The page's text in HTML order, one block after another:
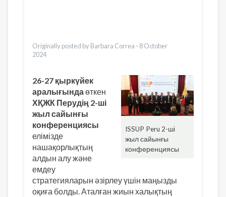
Originally posted by Barbara Correa - 8 October
2024
ISSUP Peru 2-ші
жыл сайынғы
конференциясы
26-27 қыркүйек
аралығындаөткен
ХҚЖК Перудің 2-ші
жыл сайынғы
конференциясы
елімізде
нашақорлықтың
алдын алу және
емдеу
стратегияларын әзірлеу үшін маңызды
оқиға болды. Аталған жиын халықтың